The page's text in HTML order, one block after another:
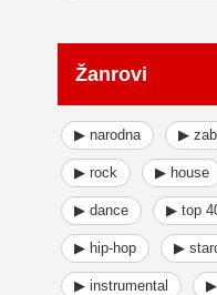
Žanrovi
▶ narodna ▶
▶ rock ▶ house
▶ dance ▶ top
▶ hip-hop ▶
▶ instrumental